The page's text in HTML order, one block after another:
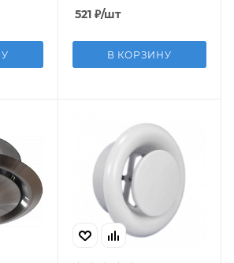
521₽/шт
В КОРЗИНУ